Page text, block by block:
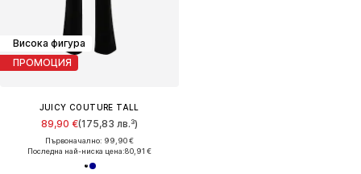
Висока фигура
ПРОМОЦИЯ
JUICY COUTURE TALL
89,90 €(175,83 лв.³)
Първоначално: 99,90 €
Последна най-ниска цена:80,91 €